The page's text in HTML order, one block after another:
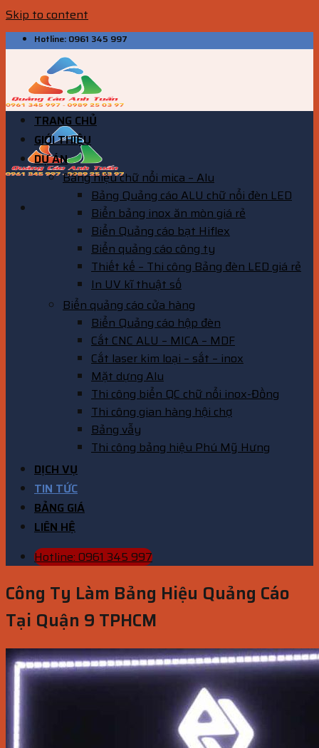
Skip to content
Hotline: 0961 345 997
TRANG CHỦ
GIỚI THIỆU
DỰ ÁN
Bảng hiệu chữ nổi mica – Alu
Bảng Quảng cáo ALU chữ nổi đèn LED
Biển bảng inox ăn mòn giá rẻ
Biển Quảng cáo bạt Hiflex
Biển quảng cáo công ty
Thiết kế – Thi công Bảng đèn LED giá rẻ
In UV kĩ thuật số
Biển quảng cáo cửa hàng
Biển Quảng cáo hộp đèn
Cắt CNC ALU – MICA – MDF
Cắt laser kim loại – sắt – inox
Mặt dựng Alu
Thi công biển QC chữ nổi inox-Đồng
Thi công gian hàng hội chợ
Bảng vẫy
Thi công bảng hiệu Phú Mỹ Hưng
DỊCH VỤ
TIN TỨC
BẢNG GIÁ
LIÊN HỆ
Hotline: 0961 345 997
Công Ty Làm Bảng Hiệu Quảng Cáo
Tại Quận 9 TPHCM